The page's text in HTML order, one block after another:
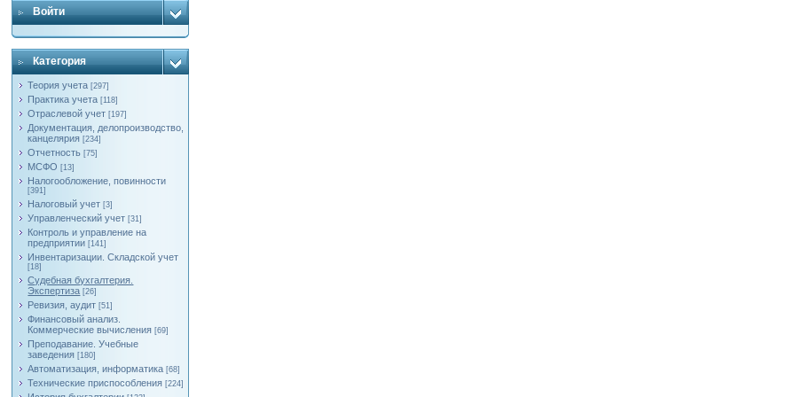
Войти
Категория
Теория учета [297]
Практика учета [118]
Отраслевой учет [197]
Документация, делопроизводство,
канцелярия [234]
Отчетность [75]
МСФО [13]
Налогообложение, повинности
[391]
Налоговый учет [3]
Управленческий учет [31]
Контроль и управление на
предприятии [141]
Инвентаризации. Складской учет
[18]
Судебная бухгалтерия.
Экспертиза [26]
Ревизия, аудит [51]
Финансовый анализ.
Коммерческие вычисления [69]
Преподавание. Учебные
заведения [180]
Автоматизация, информатика [68]
Технические приспособления [224]